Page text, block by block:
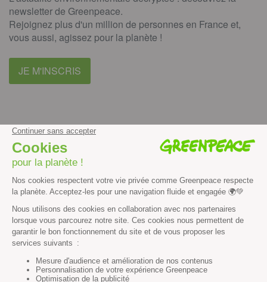
newsletter de Greenpeace.
Rejoignez plus d'un million de personnes en France et,
vous aussi, agissez pour la planète !
JE M'INSCRIS
instagramyoutube
Contenus et propriété intellectuelle
Mentions légales
Politique de confidentialité
Les autres sites de Greenpeace
dans le monde
Cliquez-ici pour modifier vos préférences en matière de cookies